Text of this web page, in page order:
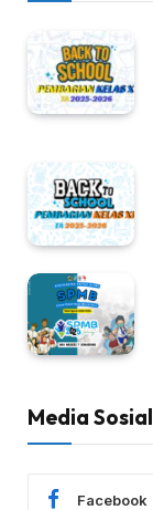
Media Sosial
Facebook